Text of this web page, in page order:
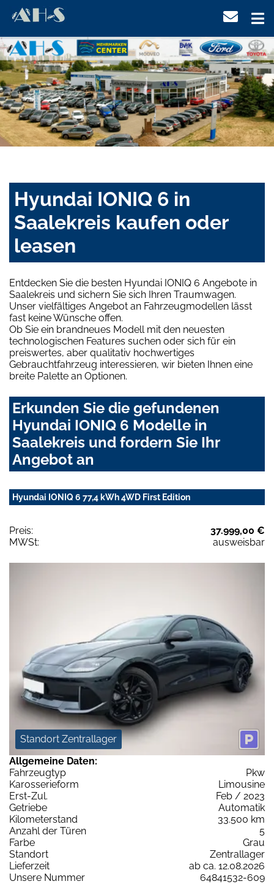
Hyundai IONIQ 6 in
Saalekreis kaufen oder
leasen
Entdecken Sie die besten Hyundai IONIQ 6 Angebote in
Saalekreis und sichern Sie sich Ihren Traumwagen.
Unser vielfältiges Angebot an Fahrzeugmodellen lässt
fast keine Wünsche offen.
Ob Sie ein brandneues Modell mit den neuesten
technologischen Features suchen oder sich für ein
preiswertes, aber qualitativ hochwertiges
Gebrauchtfahrzeug interessieren, wir bieten Ihnen eine
breite Palette an Optionen.
Erkunden Sie die gefundenen
Hyundai IONIQ 6 Modelle in
Saalekreis und fordern Sie Ihr
Angebot an
Hyundai IONIQ 6 77,4 kWh 4WD First Edition
Preis:
37.999,00 €
MWSt:
ausweisbar
Standort Zentrallager
Allgemeine Daten:
Fahrzeugtyp
Pkw
Karosserieform
Limousine
Erst-Zul.
Feb / 2023
Getriebe
Automatik
Kilometerstand
33.500 km
Anzahl der Türen
5
Farbe
Grau
Standort
Zentrallager
Lieferzeit
ab ca. 12.08.2026
Unsere Nummer
64841532-609